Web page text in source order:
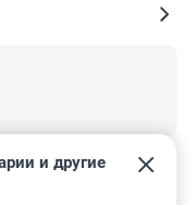
–0
и другие